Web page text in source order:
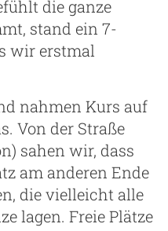
die ganze
stand ein 7-
wir erstmal
nahmen Kurs auf
Von der Straße
sahen wir, dass
am anderen Ende
die vielleicht alle
lagen. Freie Plätze